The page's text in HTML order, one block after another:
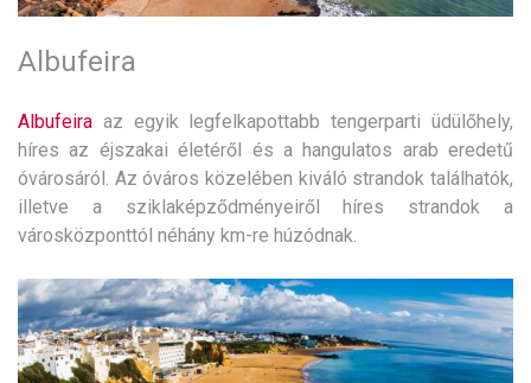
Albufeira
Albufeira az egyik legfelkapottabb tengerparti üdülőhely,
híres az éjszakai életéről és a hangulatos arab eredetű
óvárosáról. Az óváros közelében kiváló strandok találhatók,
illetve a sziklaképződményeiről híres strandok a
városközponttól néhány km-re húzódnak.